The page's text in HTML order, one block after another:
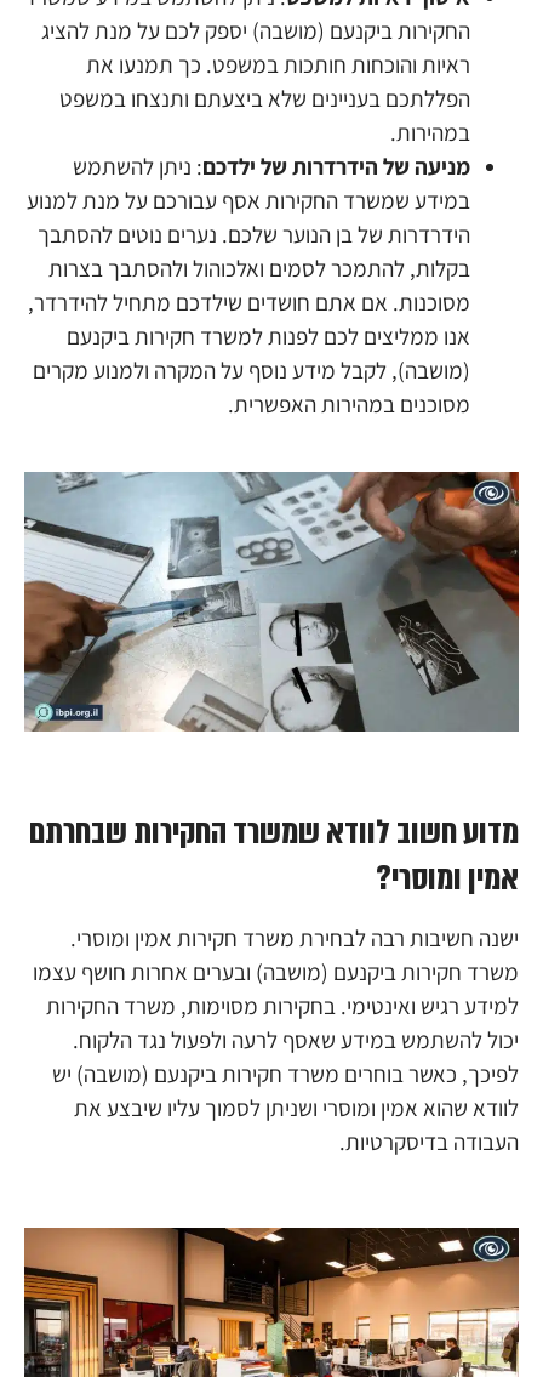
החקירות ביקנעם (מושבה) יספק לכם על מנת להציג
ראיות והוכחות חותכות במשפט. כך תמנעו את
הפללתכם בעניינים שלא ביצעתם ותנצחו במשפט
במהירות.
מניעה של הידרדרות של ילדכם: ניתן להשתמש
במידע שמשרד החקירות אסף עבורכם על מנת למנוע
הידרדרות של בן הנוער שלכם. נערים נוטים להסתבך
בקלות, להתמכר לסמים ואלכוהול ולהסתבך בצרות
מסוכנות. אם אתם חושדים שילדכם מתחיל להידרדר,
אנו ממליצים לכם לפנות למשרד חקירות ביקנעם
(מושבה), לקבל מידע נוסף על המקרה ולמנוע מקרים
מסוכנים במהירות האפשרית.
מדוע חשוב לוודא שמשרד החקירות שבחרתם
אמין ומוסרי?
ישנה חשיבות רבה לבחירת משרד חקירות אמין ומוסרי.
משרד חקירות ביקנעם (מושבה) ובערים אחרות חושף עצמו
למידע רגיש ואינטימי. בחקירות מסוימות, משרד החקירות
יכול להשתמש במידע שאסף לרעה ולפעול נגד הלקוח.
לפיכך, כאשר בוחרים משרד חקירות ביקנעם (מושבה) יש
לוודא שהוא אמין ומוסרי ושניתן לסמוך עליו שיבצע את
העבודה בדיסקרטיות.